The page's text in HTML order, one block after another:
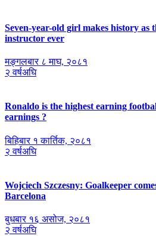
Seven-year-old girl makes history as
instructor ever
मङ्गलबार ८ माघ, २०८१
२ वर्षअघि
Ronaldo is the highest earning
earnings ?
बिहिबार १ कार्तिक, २०८१
२ वर्षअघि
Wojciech Szczesny: Goalkeeper
Barcelona
बुधबार १६ असोज, २०८१
२ वर्षअघि